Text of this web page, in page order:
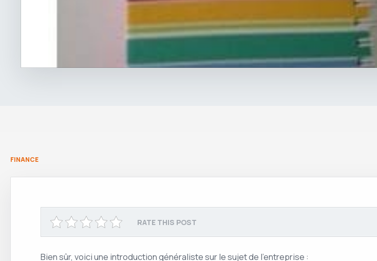
FINANCE
RATE THIS POST
Bien sûr, voici une introduction généraliste sur le sujet de l’entreprise :